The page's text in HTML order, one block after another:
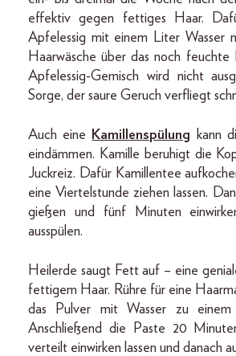
effektiv gegen fettiges Haar.
Apfelessig mit einem Liter Wasser
Haarwäsche über das noch feuchte
Apfelessig-Gemisch wird nicht
Sorge, der saure Geruch verfliegt
Auch eine Kamillenspülung kann
eindämmen. Kamille beruhigt die
Juckreiz. Dafür Kamillentee
eine Viertelstunde ziehen lassen.
gießen und fünf Minuten
ausspülen.
Heilerde saugt Fett auf – eine
fettigem Haar. Rühre für eine
das Pulver mit Wasser zu
Anschließend die Paste 20
verteilt einwirken lassen und danach